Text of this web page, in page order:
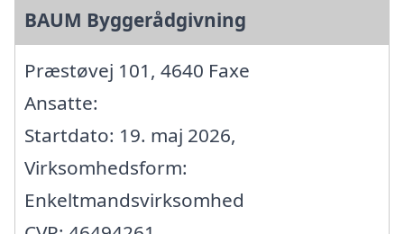
BAUM Byggerådgivning
Præstøvej 101, 4640 Faxe
Ansatte:
Startdato: 19. maj 2026,
Virksomhedsform:
Enkeltmandsvirksomhed